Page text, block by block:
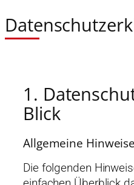
1.
Blick
Allgemeine Hinweise
Die folgenden